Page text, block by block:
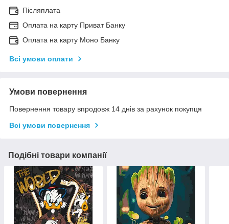
Післяплата
Оплата на карту Приват Банку
Оплата на карту Моно Банку
Всі умови оплати
Умови повернення
Повернення товару впродовж 14 днів за рахунок покупця
Всі умови повернення
Подібні товари компанії